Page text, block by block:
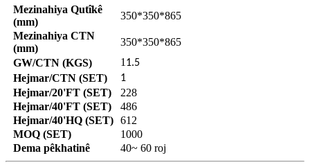
Mezinahiya Qutîkê
(mm)
350*350*865
Mezinahiya CTN
(mm)
350*350*865
GW/CTN (KGS)
11.5
Hejmar/CTN (SET) 1
Hejmar/20'FT (SET)
228
Hejmar/40'FT (SET)
486
Hejmar/40'HQ (SET) 612
MOQ (SET)
1000
Dema pêkhatinê
40~ 60 roj